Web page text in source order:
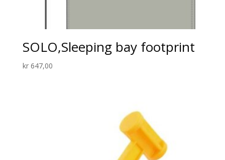
SOLO,Sleeping bay footprint
kr647,00